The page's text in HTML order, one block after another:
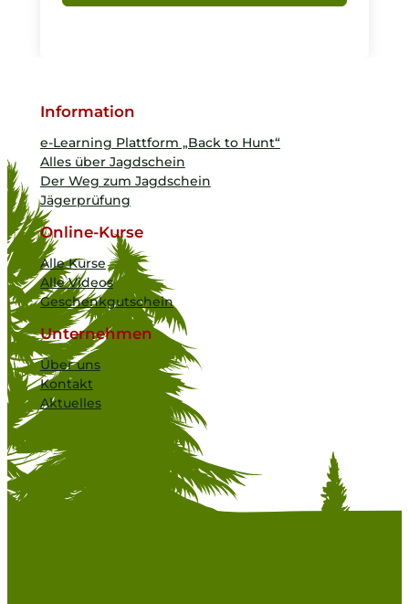
Information
e-Learning Plattform „Back to Hunt“
Alles über Jagdschein
Der Weg zum Jagdschein
Jägerprüfung
Online-Kurse
Alle Kurse
Alle Videos
Geschenkgutschein
Unternehmen
Über uns
Kontakt
Aktuelles